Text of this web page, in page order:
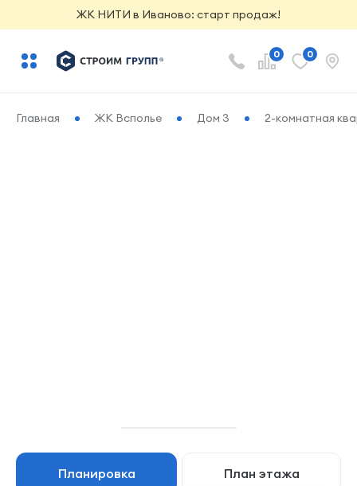
ЖК НИТИ в Иваново: старт продаж!
0 0
Главная ЖК Всполье Дом 3 2-комнатная
Планировка План этажа